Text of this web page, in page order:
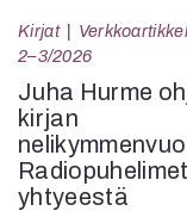
Kirjat
2–3/2026
Juha Hurme
kirjan
yhtyeestä